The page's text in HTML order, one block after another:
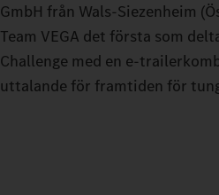
GmbH från Wals-Siezenheim
Team VEGA det första som
Challenge med en e-
uttalande för framtiden för